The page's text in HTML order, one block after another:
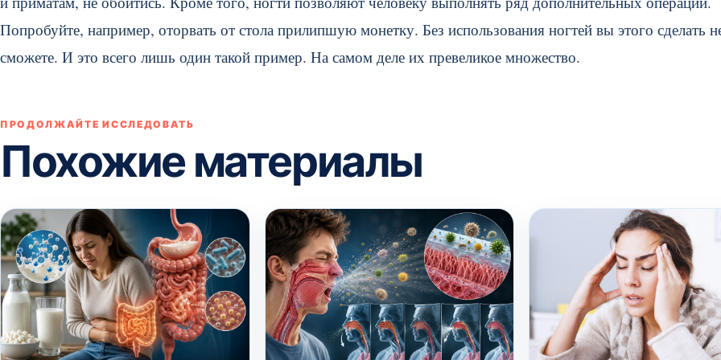
Попробуйте, например, оторвать от стола прилипшую монетку. Без использования ногтей вы этого сделать
сможете. И это всего лишь один такой пример. На самом деле их превеликое множество.
ПРОДОЛЖАЙТЕ ИССЛЕДОВАТЬ
Похожие материалы